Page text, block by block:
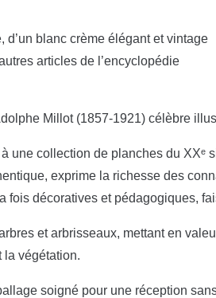
d’un blanc crème élégant et vintage
articles de l’encyclopédie
Millot (1857-1921) célèbre
une collection de planches du XXᵉ
exprime la richesse des
fois décoratives et pédagogiques,
et arbrisseaux, mettant en
la végétation.
soigné pour une réception